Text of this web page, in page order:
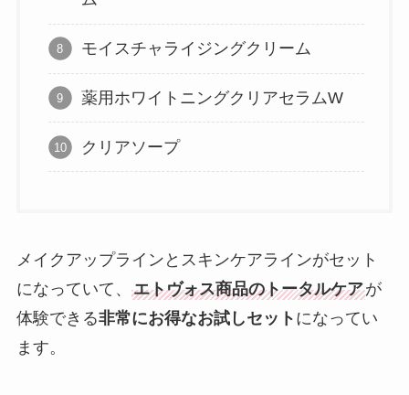
モイスチャライジングクリーム
薬用ホワイトニングクリアセラムW
クリアソープ
メイクアップラインとスキンケアラインがセット
になっていて、 エトヴォス商品のトータルケアが
体験できる非常にお得なお試しセット になってい
ます。